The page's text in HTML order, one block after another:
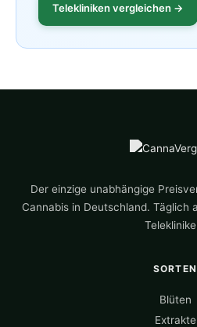
Telekliniken vergleichen →
Der einzige unabhängige
Cannabis in Deutschland. Täglich
SORTEN
Blüten
Extrakte